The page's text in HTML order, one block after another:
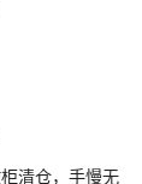
清仓，手慢无